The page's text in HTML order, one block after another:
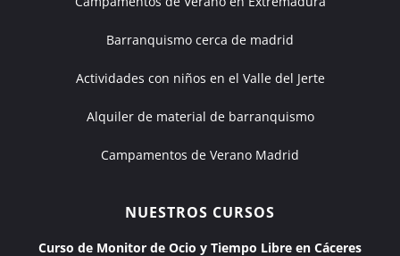
Barranquismo cerca de madrid
Actividades con niños en el Valle del Jerte
Alquiler de material de barranquismo
Campamentos de Verano Madrid
NUESTROS CURSOS
Curso de Monitor de Ocio y Tiempo Libre en Cáceres